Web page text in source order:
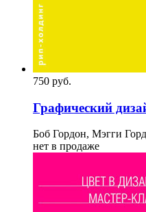
750 pуб.
Графический
Боб Гордон, Мэгги
нет в продаже